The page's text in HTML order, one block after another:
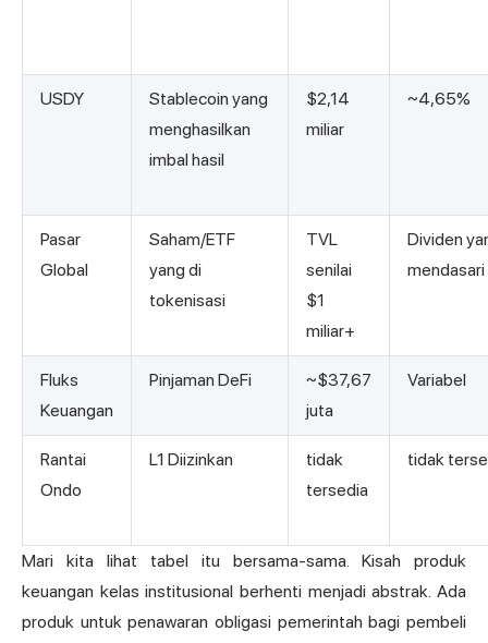
USDY
Stablecoin yang
menghasilkan
imbal hasil
$2,14
miliar
~4,65%
Pasar
Global
Saham/ETF
yang di
tokenisasi
TVL
senilai
$1
miliar+
Dividen
mendasari
Fluks
Keuangan
Pinjaman DeFi
~$37,67
juta
Variabel
Rantai
Ondo
L1 Diizinkan
tidak
tersedia
tidak
Mari kita lihat tabel itu bersama-sama. Kisah produk
keuangan kelas institusional berhenti menjadi abstrak. Ada
produk untuk penawaran obligasi pemerintah bagi pembeli